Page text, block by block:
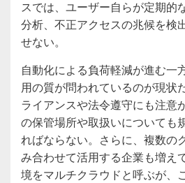
スでは、ユーザー自らが定期的
分析、不正アクセスの兆候を検
せない。
自動化による負荷軽減が進む一
用の質が問われているのが現状
ライアンスや法令遵守にも注意
の保管場所や取扱いについても
ればならない。さらに、複数の
み合わせて活用する企業も増え
境をマルチクラウドと呼ぶが、